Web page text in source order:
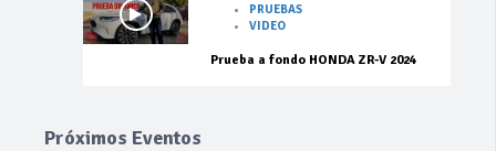
PRUEBAS
VIDEO
Prueba a fondo HONDA ZR-V 2024
Próximos Eventos